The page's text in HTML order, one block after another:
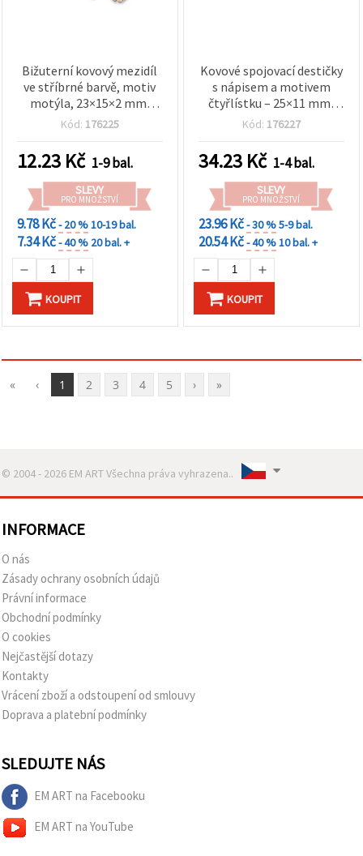
Bižuterní kovový mezidíl
ve stříbrné barvě, motiv
motýla, 23×15×2 mm,
otvor 2 mm – 2 ks
Kód: 176225
12.23 Kč 1-9 bal.
SLEVY
PRO MNOŽSTVÍ
9.78 Kč- 20 %10-19 bal.
7.34 Kč- 40 % 20 bal. +
KOUPIT
Kovové spojovací destičky
s nápisem a motivem
čtyřlístku – 25×11 mm,
otvor 2 mm, stříbrná
Kód: 176227
34.23 Kč 1-4 bal.
SLEVY
PRO MNOŽSTVÍ
23.96 Kč- 30 %5-9 bal.
20.54 Kč- 40 %10 bal. +
KOUPIT
« ‹ 1 2 3 4 5 › »
© 2004 - 2026 EM ART Všechna práva vyhrazena..
INFORMACE
O nás
Zásady ochrany osobních údajů
Právní informace
Obchodní podmínky
O cookies
Nejčastější dotazy
Kontakty
Vrácení zboží a odstoupení od smlouvy
Doprava a platební podmínky
SLEDUJTE NÁS
EM ART na Facebooku
EM ART na YouTube